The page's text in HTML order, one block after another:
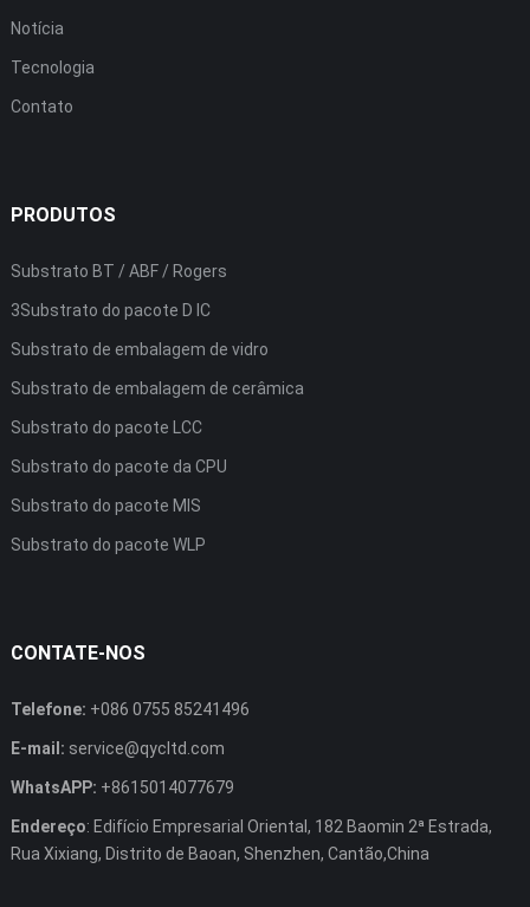
Notícia
Tecnologia
Contato
PRODUTOS
Substrato BT / ABF / Rogers
3Substrato do pacote D IC
Substrato de embalagem de vidro
Substrato de embalagem de cerâmica
Substrato do pacote LCC
Substrato do pacote da CPU
Substrato do pacote MIS
Substrato do pacote WLP
CONTATE-NOS
Telefone: +086 0755 85241496
E-mail: service@qycltd.com
WhatsAPP: +8615014077679
Endereço: Edifício Empresarial Oriental, 182 Baomin 2ª Estrada,
Rua Xixiang, Distrito de Baoan, Shenzhen, Cantão,China